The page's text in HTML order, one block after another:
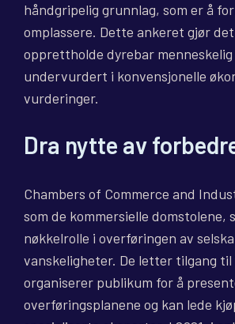
håndgripelig grunnlag, som er å
omplassere. Dette ankeret gjør det
opprettholde dyrebar
undervurdert i konvensjonelle
vurderinger.
Dra nytte av
Chambers of Commerce and
som de kommersielle domstolene,
nøkkelrolle i overføringen av
vanskeligheter. De letter tilgang til
organiserer publikum for å
overføringsplanene og kan lede